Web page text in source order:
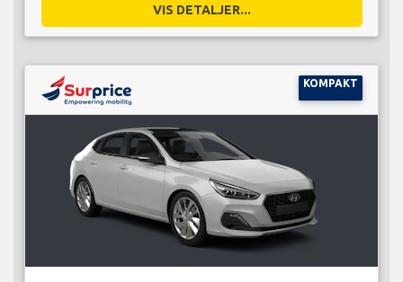
VIS DETALJER...
KOMPAKT